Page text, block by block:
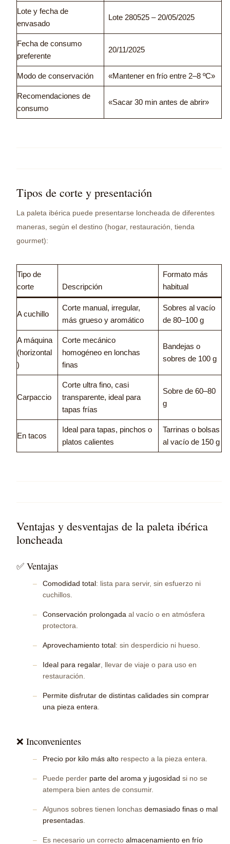
Lote y fecha de
envasado
Lote 280525 – 20/05/2025
Fecha de consumo
preferente
20/11/2025
Modo de conservación «Mantener en frío entre 2–8 ºC»
Recomendaciones de
consumo
«Sacar 30 min antes de abrir»
Tipos de corte y presentación
La paleta ibérica puede presentarse loncheada de diferentes
maneras, según el destino (hogar, restauración, tienda
gourmet):
Tipo de
corte
Descripción
Formato más
habitual
A cuchillo
Corte manual, irregular,
más grueso y aromático
Sobres al vacío
de 80–100 g
A máquina
(horizontal
)
Corte mecánico
homogéneo en lonchas
finas
Bandejas o
sobres de 100 g
Carpaccio
Corte ultra fino, casi
transparente, ideal para
tapas frías
Sobre de 60–80
g
En tacos
Ideal para tapas, pinchos o
platos calientes
Tarrinas o bolsas
al vacío de 150 g
Ventajas y desventajas de la paleta ibérica
loncheada
✅ Ventajas
Comodidad total : lista para servir, sin esfuerzo ni
cuchillos.
Conservación prolongada al vacío o en atmósfera
protectora.
Aprovechamiento total : sin desperdicio ni hueso.
Ideal para regalar , llevar de viaje o para uso en
restauración.
Permite disfrutar de distintas calidades sin comprar
una pieza entera
❌ Inconvenientes
Precio por kilo más alto respecto a la pieza entera.
Puede perder parte del aroma y jugosidad si no se
atempera bien antes de consumir.
Algunos sobres tienen lonchasdemasiado finas o mal
presentadas
Es necesario un correctoalmacenamiento en frío